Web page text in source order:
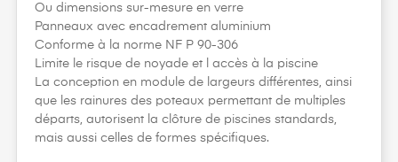
Ou dimensions sur-mesure en verre
Panneaux avec encadrement aluminium
Conforme à la norme NF P 90-306
Limite le risque de noyade et l accès à la piscine
La conception en module de largeurs différentes, ainsi
que les rainures des poteaux permettant de multiples
départs, autorisent la clôture de piscines standards,
mais aussi celles de formes spécifiques.